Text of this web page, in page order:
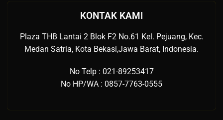
KONTAK KAMI
Plaza THB Lantai 2 Blok F2 No.61 Kel. Pejuang, Kec.
Medan Satria, Kota Bekasi,Jawa Barat, Indonesia.
No Telp : 021-89253417
No HP/WA : 0857-7763-0555